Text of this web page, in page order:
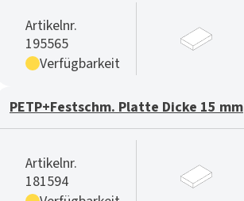
Artikelnr.
195565
Verfügbarkeit
PETP+Festschm. Platte Dicke 15 mm
Artikelnr.
181594